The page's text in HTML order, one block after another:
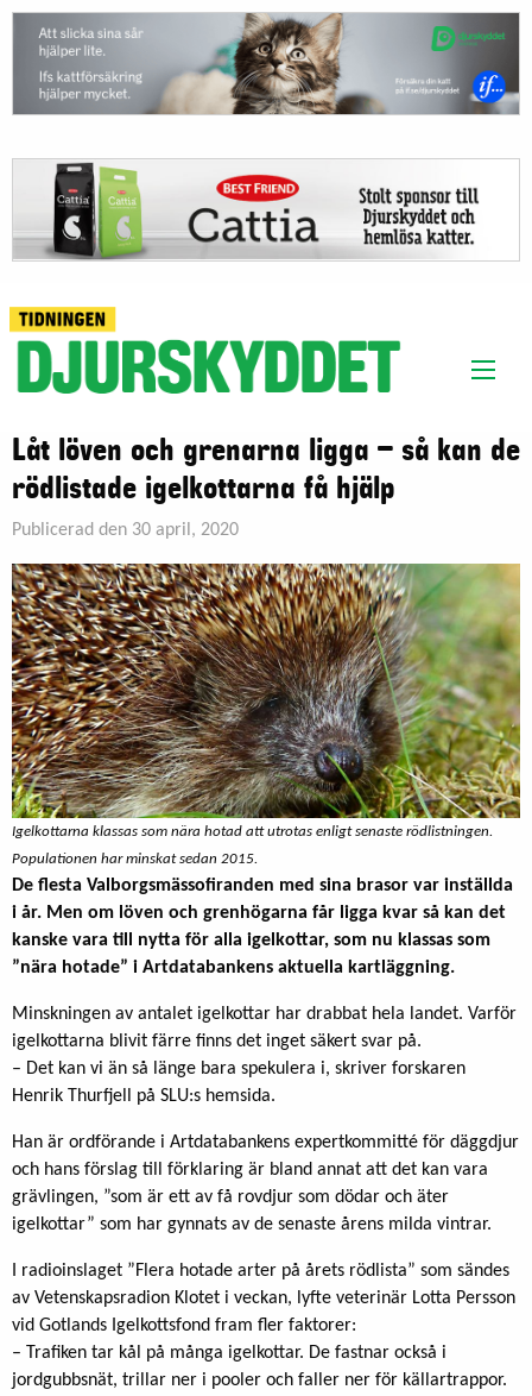
Låt löven och grenarna ligga – så kan de
rödlistade igelkottarna få hjälp
Publicerad den 30 april, 2020
Igelkottarna klassas som nära hotad att utrotas enligt senaste rödlistningen.
Populationen har minskat sedan 2015.
De flesta Valborgsmässofiranden med sina brasor var inställda
i år. Men om löven och grenhögarna får ligga kvar så kan det
kanske vara till nytta för alla igelkottar, som nu klassas som
”nära hotade” i Artdatabankens aktuella kartläggning.
Minskningen av antalet igelkottar har drabbat hela landet. Varför
igelkottarna blivit färre finns det inget säkert svar på.
– Det kan vi än så länge bara spekulera i, skriver forskaren
Henrik Thurfjell på SLU:s hemsida.
Han är ordförande i Artdatabankens expertkommitté för däggdjur
och hans förslag till förklaring är bland annat att det kan vara
grävlingen, ”som är ett av få rovdjur som dödar och äter
igelkottar” som har gynnats av de senaste årens milda vintrar.
I radioinslaget ”Flera hotade arter på årets rödlista” som sändes
av Vetenskapsradion Klotet i veckan, lyfte veterinär Lotta Persson
vid Gotlands Igelkottsfond fram fler faktorer:
– Trafiken tar kål på många igelkottar. De fastnar också i
jordgubbsnät, trillar ner i pooler och faller ner för källartrappor.